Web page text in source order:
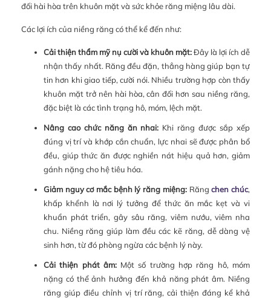
đối hài hòa trên khuôn mặt và sức khỏe răng miệng lâu dài.
Các lợi ích của niềng răng có thể kể đến như:
Cải thiện thẩm mỹ nụ cười và khuôn mặt:Đây là lợi ích dễ
nhận thấy nhất. Răng đều đặn, thẳng hàng giúp bạn tự
tin hơn khi giao tiếp, cười nói. Nhiều trường hợp còn thấy
khuôn mặt trở nên hài hòa, cân đối hơn sau niềng răng,
đặc biệt là các tình trạng hô, móm, lệch mặt.
Nâng cao chức năng ăn nhai: Khi răng được sắp xếp
đúng vị trí và khớp cắn chuẩn, lực nhai sẽ được phân bổ
đều, giúp thức ăn được nghiền nát hiệu quả hơn, giảm
gánh nặng cho hệ tiêu hóa.
Giảm nguy cơ mắc bệnh lý răng miệng:Răngchen chúc,
khấp khểnh là nơi lý tưởng để thức ăn mắc kẹt và vi
khuẩn phát triển, gây sâu răng, viêm nướu, viêm nha
chu. Niềng răng giúp làm đều các kẽ răng, dễ dàng vệ
sinh hơn, từ đó phòng ngừa các bệnh lý này.
Cải thiện phát âm:Một số trường hợp răng hô, móm
nặng có thể ảnh hưởng đến khả năng phát âm. Niềng
răng giúp điều chỉnh vị trí răng, cải thiện đáng kể khả